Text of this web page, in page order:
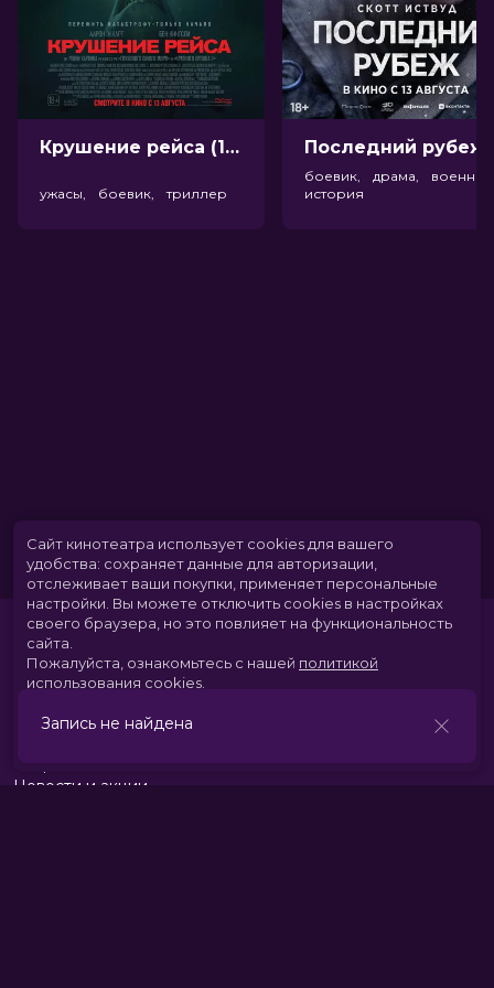
Можно оплатить
Крушение рейса (18+)
ужасы, боевик, триллер
боевик, драма,
история
Запись не найдена
Новости и акции
Сайт кинотеатра использует cookies для вашего
удобства: сохраняет данные для авторизации,
отслеживает ваши покупки, применяет персональные
настройки. Вы можете отключить cookies в настройках
своего браузера, но это повлияет на функциональность
сайта.
Пожалуйста, ознакомьтесь с нашей политикой
использования cookies